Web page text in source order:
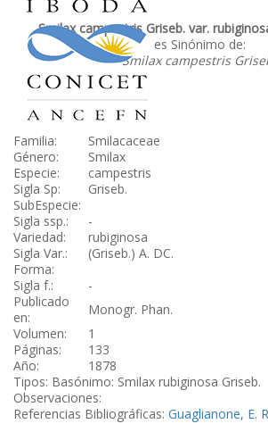
Smilax campestris Griseb. var.
es Sinónimo de:
Smilax campestris
Familia:
Smilacaceae
Género:
Smilax
Especie:
campestris
Sigla Sp:
Griseb.
SubEspecie:
Sigla ssp.:
-
Variedad:
rubiginosa
Sigla Var.:
(Griseb.) A. DC.
Forma:
Sigla f.:
-
Publicado
en:
Monogr. Phan.
Volumen:
1
Páginas:
133
Año:
1878
Tipos: Basónimo: Smilax rubiginosa Griseb.
Observaciones:
Referencias Bibliográficas: Guaglianone, E.